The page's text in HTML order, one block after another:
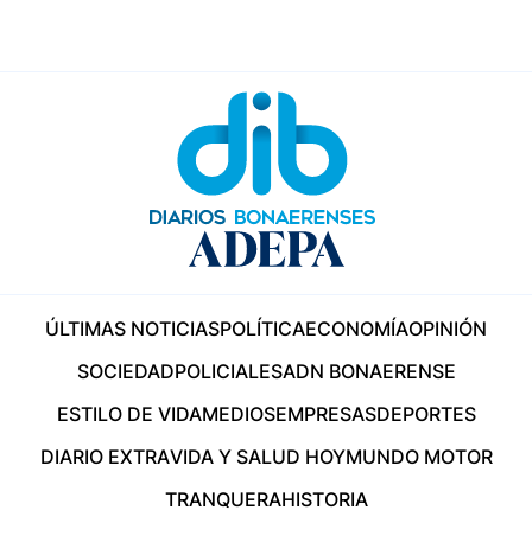
ÚLTIMAS NOTICIASPOLÍTICAECONOMÍAOPINIÓN
SOCIEDADPOLICIALESADN BONAERENSE
ESTILO DE VIDAMEDIOSEMPRESASDEPORTES
DIARIO EXTRAVIDA Y SALUD HOYMUNDO MOTOR
TRANQUERAHISTORIA